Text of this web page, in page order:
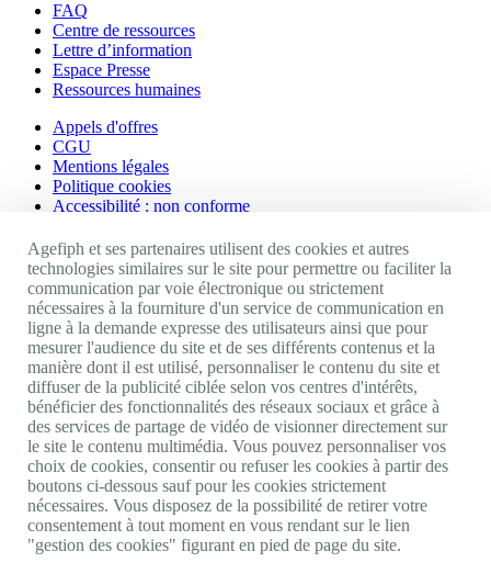
FAQ
Centre de ressources
Lettre d’information
Espace Presse
Ressources humaines
Appels d'offres
CGU
Mentions légales
Politique cookies
Accessibilité : non conforme
Nos autres sites
Site portail Agefiph
Activateur de progrès
Handinnov
Innovation et recherche
Université du RRH
Service AppuiPro
Nous suivre
Youtube
Linkedin
Facebook
Twitter
Agefiph et ses partenaires utilisent des cookies et autres
technologies similaires sur le site pour permettre ou faciliter la
communication par voie électronique ou strictement
nécessaires à la fourniture d'un service de communication en
ligne à la demande expresse des utilisateurs ainsi que pour
mesurer l'audience du site et de ses différents contenus et la
manière dont il est utilisé, personnaliser le contenu du site et
diffuser de la publicité ciblée selon vos centres d'intérêts,
bénéficier des fonctionnalités des réseaux sociaux et grâce à
des services de partage de vidéo de visionner directement sur
le site le contenu multimédia. Vous pouvez personnaliser vos
choix de cookies, consentir ou refuser les cookies à partir des
boutons ci-dessous sauf pour les cookies strictement
nécessaires. Vous disposez de la possibilité de retirer votre
consentement à tout moment en vous rendant sur le lien
"gestion des cookies" figurant en pied de page du site.